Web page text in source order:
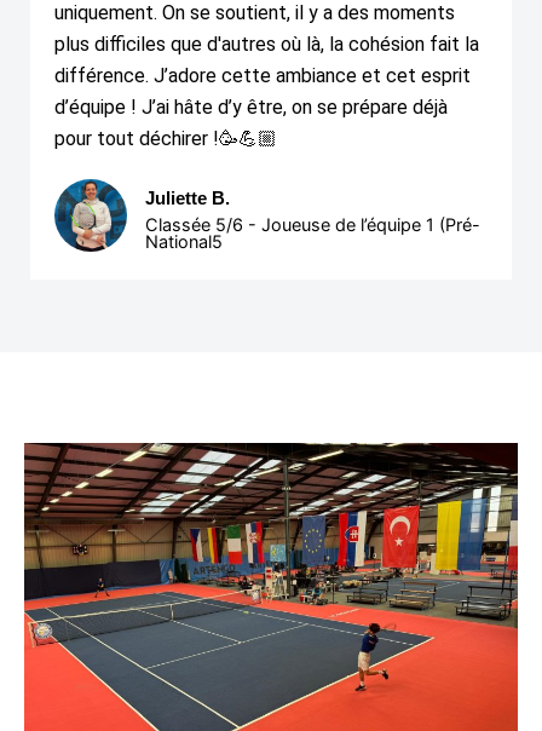
uniquement. On se soutient, il y a des moments
plus difficiles que d'autres où là, la cohésion fait la
différence. J’adore cette ambiance et cet esprit
d’équipe ! J’ai hâte d’y être, on se prépare déjà
pour tout déchirer !🥳💪🏼
Juliette B.
Classée 5/6 - Joueuse de l’équipe 1 (Pré-
National5